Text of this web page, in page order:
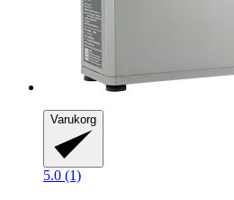
Varukorg
5.0 (1)